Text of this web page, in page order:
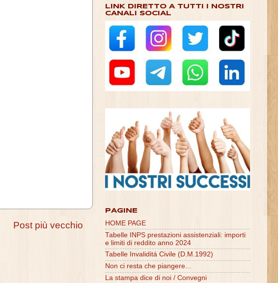
Post più vecchio
LINK DIRETTO A TUTTI I NOSTRI
CANALI SOCIAL
PAGINE
HOME PAGE
Tabelle INPS prestazioni assistenziali: importi
e limiti di reddito anno 2024
Tabelle Invaliditá Civile (D.M.1992)
Non ci resta che piangere...
La stampa dice di noi / Convegni